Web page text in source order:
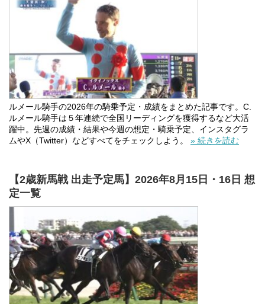
ルメール騎手の2026年の騎乗予定・成績をまとめた記事です。C.
ルメール騎手は５年連続で全国リーディングを獲得するなど大活
躍中。先週の成績・結果や今週の想定・騎乗予定、インスタグラ
ムやX（Twitter）などすべてをチェックしよう。 » 続きを読む
【2歳新馬戦 出走予定馬】2026年8月15日・16日 想
定一覧